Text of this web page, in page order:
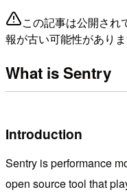
この記事は公開され
報が古い可能性があり
What is Sentry
Introduction
Sentry is performance
open source tool that